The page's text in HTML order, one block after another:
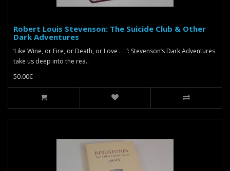
Robert Louis Stevenson: The Suicide Club & Other
Dark Adventures
‘Like Wine, or Fire, or Death, or Love . . .’: Stevenson’s Dark Adventures
take us deep into the rea..
50.00€